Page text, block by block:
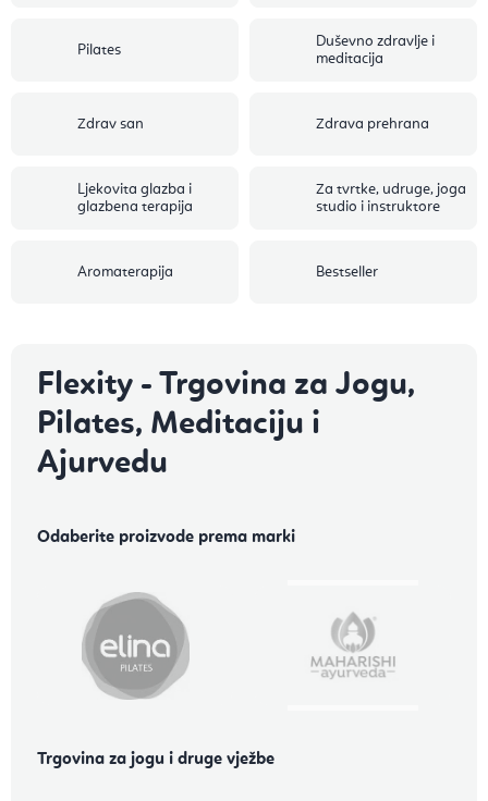
Pilates
Duševno zdravlje i
meditacija
Zdrav san Zdrava prehrana
Ljekovita glazba i
glazbena terapija
Za tvrtke, udruge, joga
studio i instruktore
Aromaterapija Bestseller
Flexity - Trgovina za Jogu,
Pilates, Meditaciju i
Ajurvedu
Odaberite proizvode prema marki
Trgovina za jogu i druge vježbe